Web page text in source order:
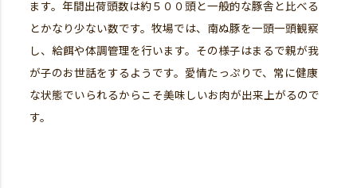
ます。年間出荷頭数は約５００頭と一般的な豚舎と比べる
とかなり少ない数です。牧場では、南ぬ豚を一頭一頭観察
し、給餌や体調管理を行います。その様子はまるで親が我
が子のお世話をするようです。愛情たっぷりで、常に健康
な状態でいられるからこそ美味しいお肉が出来上がるので
す。